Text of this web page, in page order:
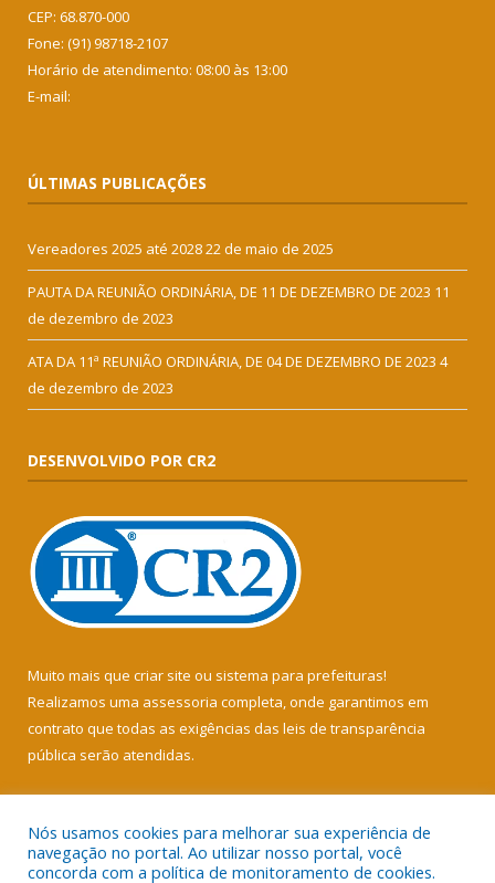
CEP: 68.870-000
Fone: (91) 98718-2107
Horário de atendimento: 08:00 às 13:00
E-mail:
ÚLTIMAS PUBLICAÇÕES
Vereadores 2025 até 202822 de maio de 2025
PAUTA DA REUNIÃO ORDINÁRIA, DE 11 DE DEZEMBRO DE 2023 11
de dezembro de 2023
ATA DA 11ª REUNIÃO ORDINÁRIA, DE 04 DE DEZEMBRO DE 2023 4
de dezembro de 2023
DESENVOLVIDO POR CR2
Muito mais que criar site ou sistema para prefeituras!
Realizamos uma assessoria completa, onde garantimos em
contrato que todas as exigências das leis de transparência
pública serão atendidas.
Nós usamos cookies para melhorar sua experiência de
navegação no portal. Ao utilizar nosso portal, você
concorda com a política de monitoramento de cookies.